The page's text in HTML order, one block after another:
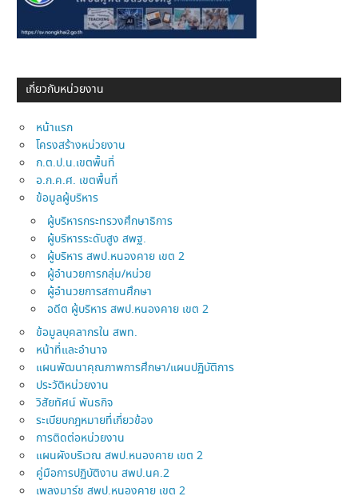
เกี่ยวกับหน่วยงาน
หน้าแรก
โครงสร้างหน่วยงาน
ก.ต.ป.น.เขตพื้นที่
อ.ก.ค.ศ. เขตพื้นที่
ข้อมูลผู้บริหาร
ผู้บริหารกระทรวงศึกษาธิการ
ผู้บริหารระดับสูง สพฐ.
ผู้บริหาร สพป.หนองคาย เขต 2
ผู้อำนวยการกลุ่ม/หน่วย
ผู้อำนวยการสถานศึกษา
อดีต ผู้บริหาร สพป.หนองคาย เขต 2
ข้อมูลบุคลากรใน สพท.
หน้าที่และอำนาจ
แผนพัฒนาคุณภาพการศึกษา/แผนปฏิบัติการ
ประวัติหน่วยงาน
วิสัยทัศน์ พันธกิจ
ระเบียบกฎหมายที่เกี่ยวข้อง
การติดต่อหน่วยงาน
แผนผังบริเวณ สพป.หนองคาย เขต 2
คู่มือการปฏิบัติงาน สพป.นค.2
เพลงมาร์ช สพป.หนองคาย เขต 2